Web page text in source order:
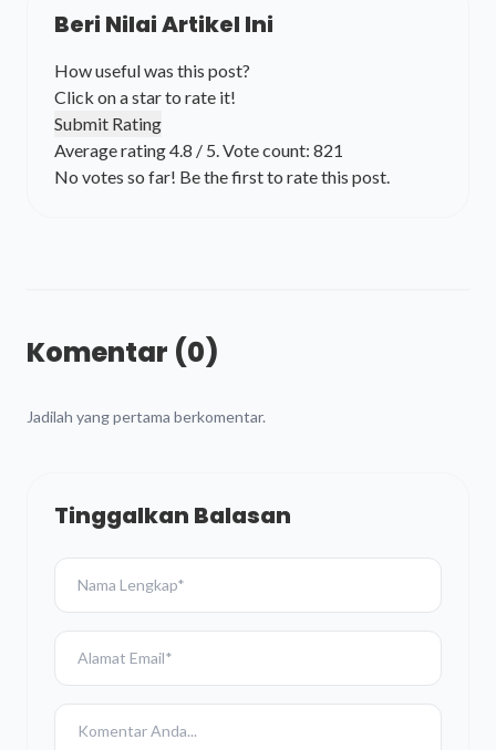
Beri Nilai Artikel Ini
How useful was this post?
Click on a star to rate it!
Submit Rating
Average rating4.8 / 5. Vote count: 821
No votes so far! Be the first to rate this post.
Komentar (0)
Jadilah yang pertama berkomentar.
Tinggalkan Balasan